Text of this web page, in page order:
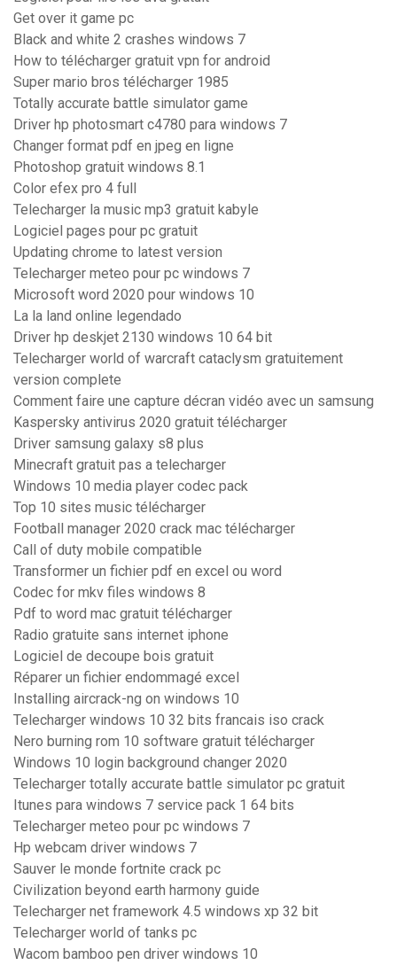
Get over it game pc
Black and white 2 crashes windows 7
How to télécharger gratuit vpn for android
Super mario bros télécharger 1985
Totally accurate battle simulator game
Driver hp photosmart c4780 para windows 7
Changer format pdf en jpeg en ligne
Photoshop gratuit windows 8.1
Color efex pro 4 full
Telecharger la music mp3 gratuit kabyle
Logiciel pages pour pc gratuit
Updating chrome to latest version
Telecharger meteo pour pc windows 7
Microsoft word 2020 pour windows 10
La la land online legendado
Driver hp deskjet 2130 windows 10 64 bit
Telecharger world of warcraft cataclysm gratuitement
version complete
Comment faire une capture décran vidéo avec un samsung
Kaspersky antivirus 2020 gratuit télécharger
Driver samsung galaxy s8 plus
Minecraft gratuit pas a telecharger
Windows 10 media player codec pack
Top 10 sites music télécharger
Football manager 2020 crack mac télécharger
Call of duty mobile compatible
Transformer un fichier pdf en excel ou word
Codec for mkv files windows 8
Pdf to word mac gratuit télécharger
Radio gratuite sans internet iphone
Logiciel de decoupe bois gratuit
Réparer un fichier endommagé excel
Installing aircrack-ng on windows 10
Telecharger windows 10 32 bits francais iso crack
Nero burning rom 10 software gratuit télécharger
Windows 10 login background changer 2020
Telecharger totally accurate battle simulator pc gratuit
Itunes para windows 7 service pack 1 64 bits
Telecharger meteo pour pc windows 7
Hp webcam driver windows 7
Sauver le monde fortnite crack pc
Civilization beyond earth harmony guide
Telecharger net framework 4.5 windows xp 32 bit
Telecharger world of tanks pc
Wacom bamboo pen driver windows 10